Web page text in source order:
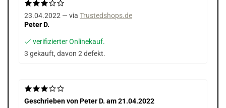
23.04.2022 — via Trustedshops.de
Peter D.
verifizierter Onlinekauf.
3 gekauft, davon 2 defekt.
Geschrieben vonPeter D. am 21.04.2022